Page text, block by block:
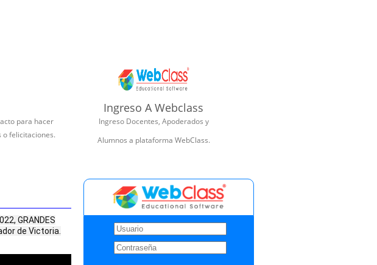
para hacer
o felicitaciones.
Ingreso A Webclass
Ingreso Docentes, Apoderados y
Alumnos a plataforma WebClass.
GRANDES
de Victoria.